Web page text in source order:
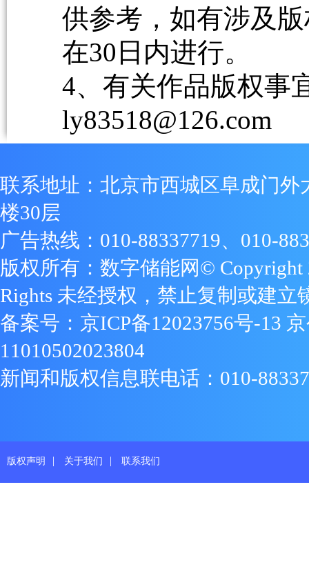
供参考，如有涉及
在30日内进行。
4、有关作品版权事
ly83518@126.com
联系地址：北京市西城区阜成门外
楼30层
广告热线：010-88337719、010-
版权所有：数字储能网© Copyright
Rights 未经授权，禁止复制或建立
备案号： 京ICP备12023756号-13
11010502023804
新闻和版权信息联电话：010-
版权声明 | 关于我们 | 联系我们